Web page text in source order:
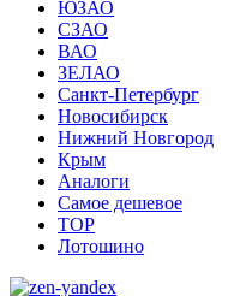
ЮЗАО
СЗАО
ВАО
ЗЕЛАО
Санкт-Петербург
Новосибирск
Нижний Новгород
Крым
Аналоги
Самое дешевое
TOP
Лотошино